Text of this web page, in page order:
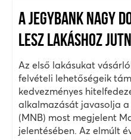
A JEGYBANK NAGY
LESZ LAKÁSHOZ
Az első lakásukat
felvételi lehetőségeik
kedvezményes
alkalmazását javasolja
(MNB) most megjelent
jelentésében. Az elmúlt